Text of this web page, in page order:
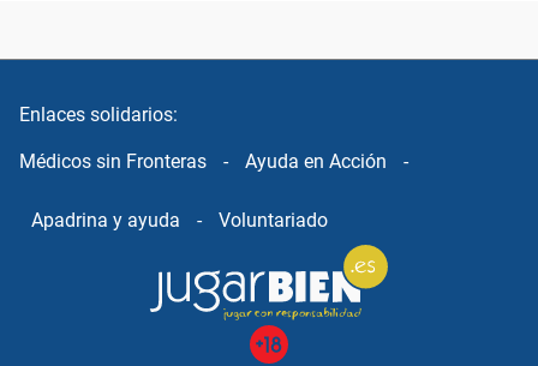
Enlaces solidarios:
Médicos sin Fronteras - Ayuda en Acción -
Apadrina y ayuda - Voluntariado